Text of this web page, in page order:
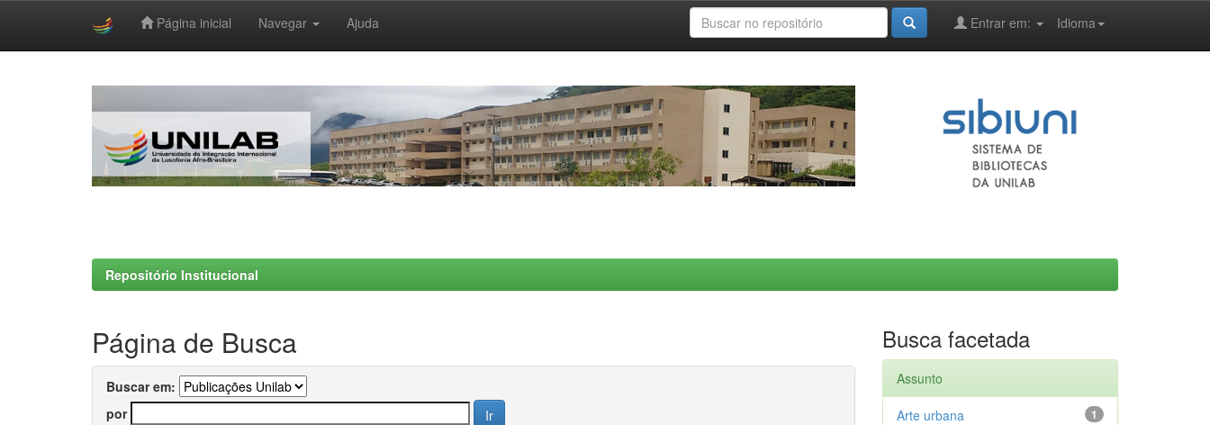
Página inicial Navegar Ajuda Idioma
Entrar em:
Repositório Institucional
Página de Busca
Buscar em:
por
Busca facetada
Assunto
1
Arte urbana